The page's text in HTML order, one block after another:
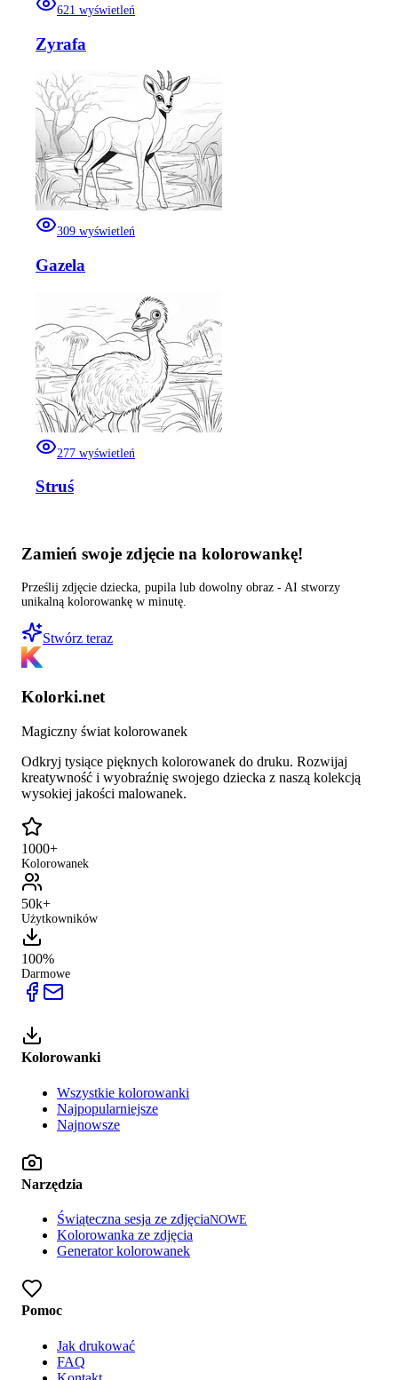
621 wyświetleń
Zyrafa
309 wyświetleń
Gazela
277 wyświetleń
Struś
Zamień swoje zdjęcie na kolorowankę!
Prześlij zdjęcie dziecka, pupila lub dowolny obraz - AI stworzy
unikalną kolorowankę w minutę.
Stwórz teraz
Kolorki.net
Magiczny świat kolorowanek
Odkryj tysiące pięknych kolorowanek do druku. Rozwijaj
kreatywność i wyobraźnię swojego dziecka z naszą kolekcją
wysokiej jakości malowanek.
1000+
Kolorowanek
50k+
Użytkowników
100%
Darmowe
Kolorowanki
Wszystkie kolorowanki
Najpopularniejsze
Najnowsze
Narzędzia
Świąteczna sesja ze zdjęciaNOWE
Kolorowanka ze zdjęcia
Generator kolorowanek
Pomoc
Jak drukować
FAQ